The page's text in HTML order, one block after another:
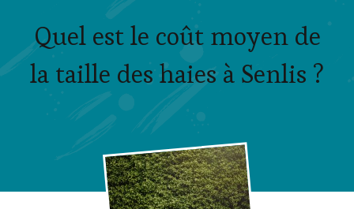
Quel est le coût moyen de
la taille des haies à Senlis ?